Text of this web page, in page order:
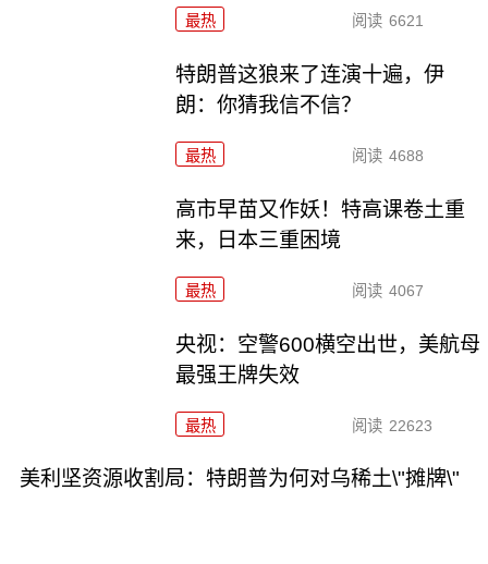
最热 阅读 6621
特朗普这狼来了连演十遍，伊
朗：你猜我信不信？
最热 阅读 4688
高市早苗又作妖！特高课卷土重
来，日本三重困境
最热 阅读 4067
央视：空警600横空出世，美航母
最强王牌失效
最热 阅读 22623
美利坚资源收割局：特朗普为何对乌稀土\"摊牌\"